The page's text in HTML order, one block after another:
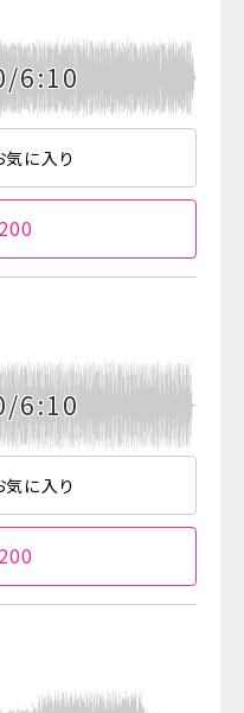
6:10
気に入り
6:10
気に入り